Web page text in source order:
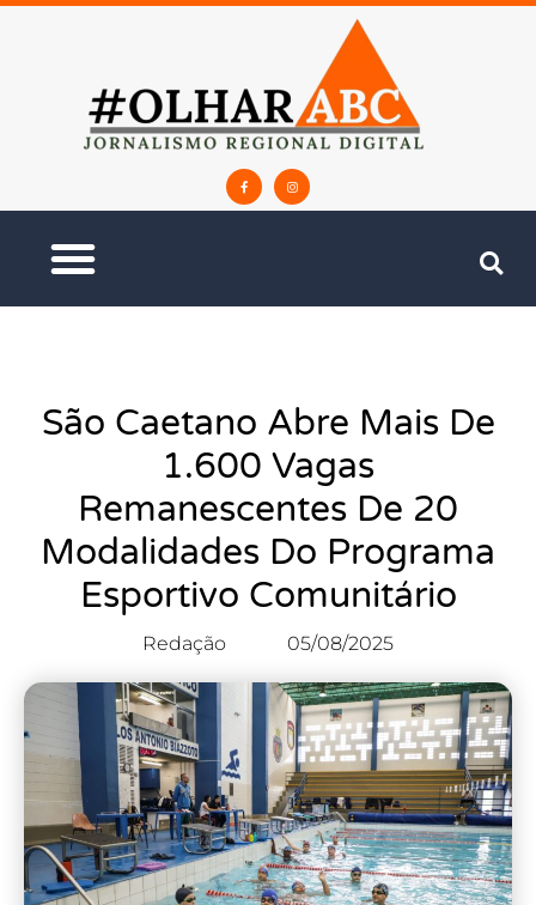
São Caetano Abre Mais De
1.600 Vagas
Remanescentes De 20
Modalidades Do Programa
Esportivo Comunitário
Redação 05/08/2025